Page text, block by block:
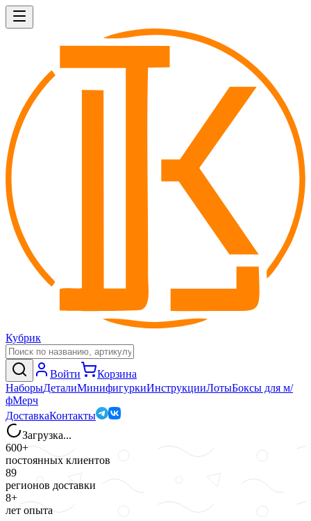
Кубрик
Войти
Корзина
НаборыДеталиМинифигуркиИнструкцииЛотыБоксы для м/
фМерч
ДоставкаКонтакты
Загрузка...
600+
постоянных клиентов
89
регионов доставки
8+
лет опыта